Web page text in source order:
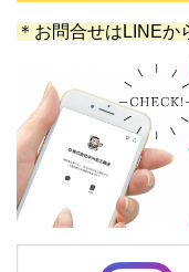
＊お問合せはLINEか